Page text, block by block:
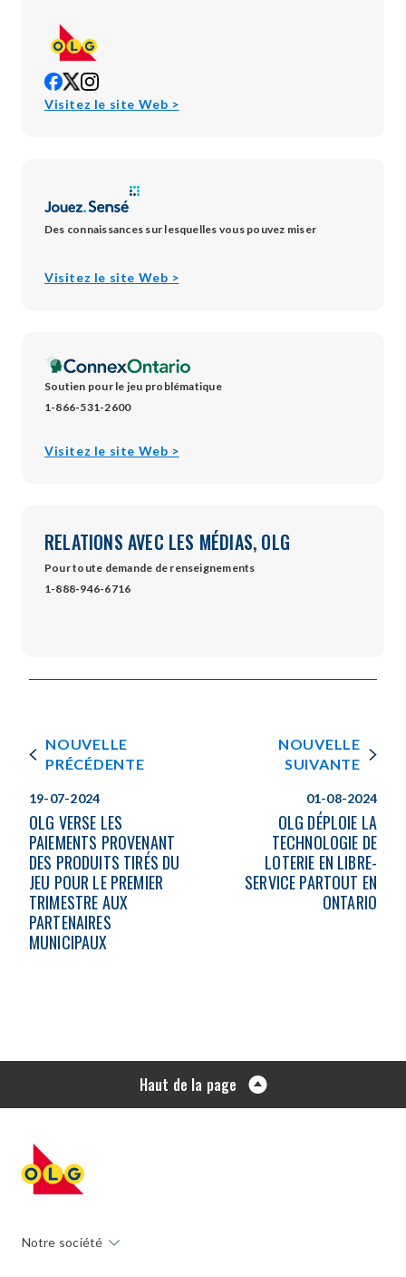
opens
in
opens
in
opens
in
Visitez le site Web >opens
Des connaissances sur lesquelles vous pouvez miser
Visitez le site Web >opens
Soutien pour le jeu problématique
1-866-531-2600
Visitez le site Web >opens
RELATIONS AVEC LES MÉDIAS, OLG
Pour toute demande de renseignements
1-888-946-6716
NOUVELLE
PRÉCÉDENTE
19-07-2024
OLG VERSE LES
PAIEMENTS PROVENANT
DES PRODUITS TIRÉS DU
JEU POUR LE PREMIER
TRIMESTRE AUX
PARTENAIRES
MUNICIPAUX
NOUVELLE
SUIVANTE
01-08-2024
OLG DÉPLOIE LA
TECHNOLOGIE DE
LOTERIE EN LIBRE-
SERVICE PARTOUT EN
ONTARIO
Haut de la page
Notre société